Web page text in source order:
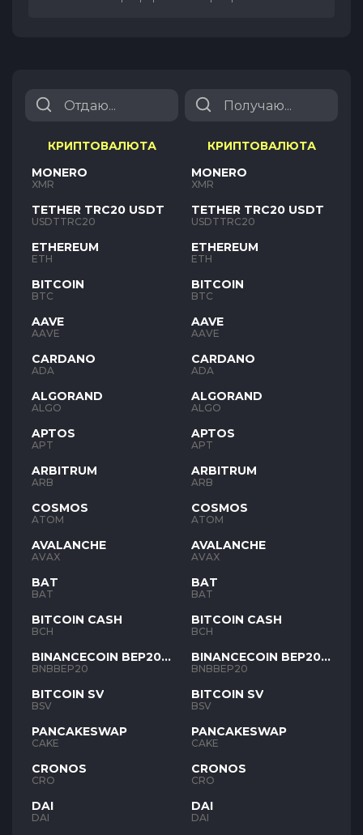
КРИПТОВАЛЮТА
MONERO
XMR
TETHER TRC20 USDT
USDTTRC20
ETHEREUM
ETH
BITCOIN
BTC
AAVE
AAVE
CARDANO
ADA
ALGORAND
ALGO
APTOS
APT
ARBITRUM
ARB
COSMOS
ATOM
AVALANCHE
AVAX
BAT
BAT
BITCOIN CASH
BCH
BINANCECOIN BEP20
BNB
BNBBEP20
BITCOIN SV
BSV
PANCAKESWAP
CAKE
CRONOS
CRO
DAI
DAI
КРИПТОВАЛЮТА
MONERO
XMR
TETHER TRC20 USDT
USDTTRC20
ETHEREUM
ETH
BITCOIN
BTC
AAVE
AAVE
CARDANO
ADA
ALGORAND
ALGO
APTOS
APT
ARBITRUM
ARB
COSMOS
ATOM
AVALANCHE
AVAX
BAT
BAT
BITCOIN CASH
BCH
BINANCECOIN BEP20
BNB
BNBBEP20
BITCOIN SV
BSV
PANCAKESWAP
CAKE
CRONOS
CRO
DAI
DAI